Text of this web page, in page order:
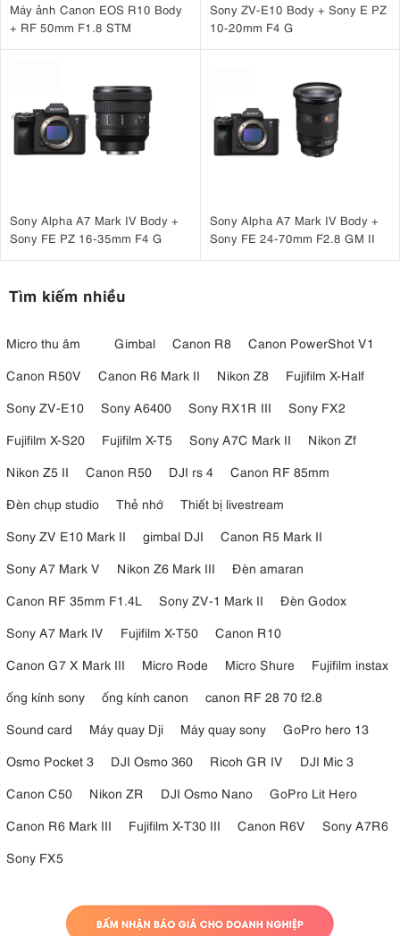
Máy ảnh Canon EOS R10 Body
+ RF 50mm F1.8 STM
Sony ZV-E10 Body + Sony E PZ
10-20mm F4 G
Sony Alpha A7 Mark IV Body +
Sony FE PZ 16-35mm F4 G
Sony Alpha A7 Mark IV Body +
Sony FE 24-70mm F2.8 GM II
Tìm kiếm nhiều
Micro thu âm Gimbal Canon R8
Canon PowerShot V1
Canon R50V
Canon R6 Mark II Nikon Z8
Fujifilm X-Half
Sony ZV-E10
Sony A6400 Sony RX1R III
Sony FX2
Fujifilm X-S20
Fujifilm X-T5 Sony A7C Mark II
Nikon Zf
Nikon Z5 II
Canon R50 DJI rs 4
Canon RF 85mm
Đèn chụp studio
Thẻ nhớ
Thiết bị livestream
Sony ZV E10 Mark II
gimbal DJI
Canon R5 Mark II
Sony A7 Mark V
Nikon Z6 Mark III
Đèn amaran
Canon RF 35mm F1.4L
Sony ZV-1 Mark II
Đèn Godox
Sony A7 Mark IV
Fujifilm X-T50
Canon R10
Canon G7 X Mark III
Micro Rode Micro Shure
Fujifilm instax
ống kính sony
ống kính canon
canon RF 28 70 f2.8
Sound card
Máy quay Dji Máy quay sony
GoPro hero 13
Osmo Pocket 3
DJI Osmo 360 Ricoh GR IV
DJI Mic 3
Canon C50
Nikon ZR DJI Osmo Nano
GoPro Lit Hero
Canon R6 Mark III
Fujifilm X-T30 III Canon R6V
Sony A7R6
Sony FX5